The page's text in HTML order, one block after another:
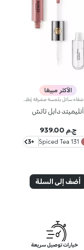
الأكثر مبيعًا
أنليميتد دابل تاتش
ج.م 939.00
131 Spiced Tea
+3
أضف إلى السلة
خيارات توصيل سريعة